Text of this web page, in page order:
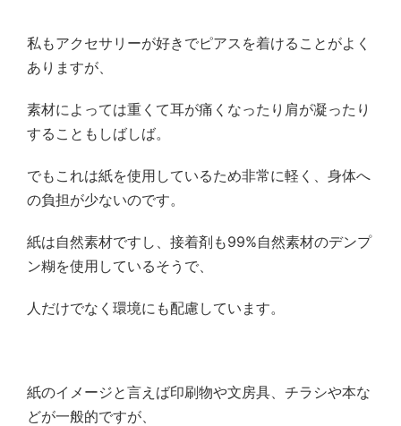
私もアクセサリーが好きでピアスを着けることがよく
ありますが、
素材によっては重くて耳が痛くなったり肩が凝ったり
することもしばしば。
でもこれは紙を使用しているため非常に軽く、身体へ
の負担が少ないのです。
紙は自然素材ですし、接着剤も99%自然素材のデンプ
ン糊を使用しているそうで、
人だけでなく環境にも配慮しています。
紙のイメージと言えば印刷物や文房具、チラシや本な
どが一般的ですが、